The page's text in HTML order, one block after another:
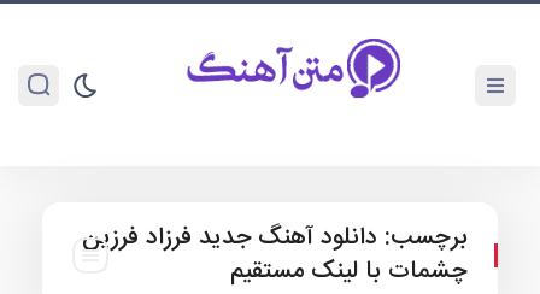
برچسب: دانلود آهنگ جدید فرزاد فرزین
چشمات با لینک مستقیم